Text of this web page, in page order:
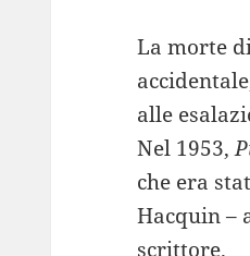
La morte
alle
Nel 1953,
che era
Hacquin –
scrittore.